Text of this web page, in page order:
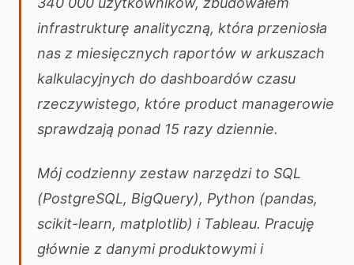
infrastrukturę analityczną, która przeniosła
nas z miesięcznych raportów w arkuszach
kalkulacyjnych do dashboardów czasu
rzeczywistego, które product managerowie
sprawdzają ponad 15 razy dziennie.
Mój codzienny zestaw narzędzi to SQL
(PostgreSQL, BigQuery), Python (pandas,
scikit-learn, matplotlib) i Tableau. Pracuję
głównie z danymi produktowymi i